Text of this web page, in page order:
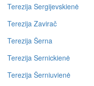
Terezija Sergijevskienė
Terezija Zavirač
Terezija Šerna
Terezija Sernickienė
Terezija Šerniuvienė